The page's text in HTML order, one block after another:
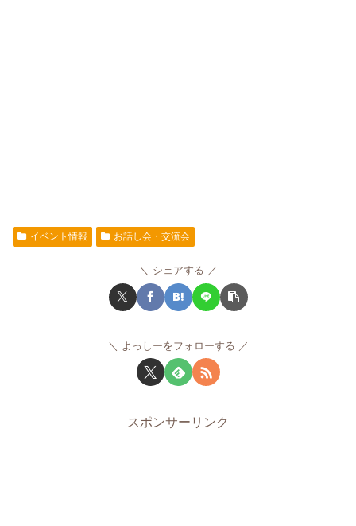
イベント情報 お話し会・交流会
シェアする
よっしーをフォローする
スポンサーリンク